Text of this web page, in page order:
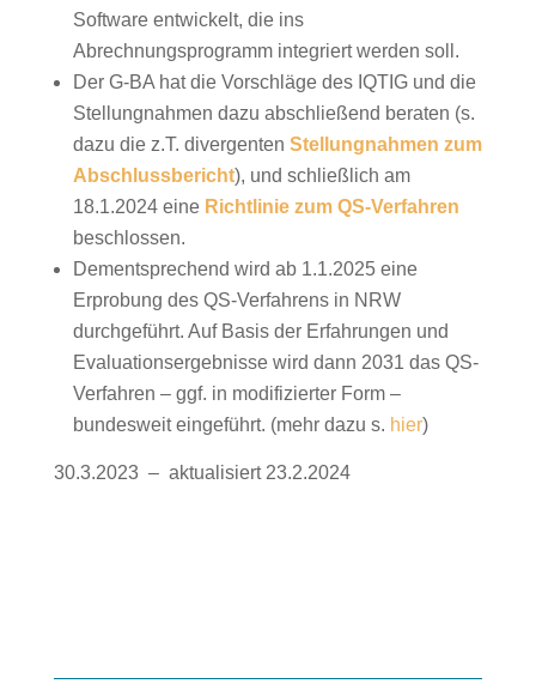
Software entwickelt, die ins
Abrechnungsprogramm integriert werden soll.
Der G-BA hat die Vorschläge des IQTIG und die
Stellungnahmen dazu abschließend beraten (s.
dazu die z.T. divergenten Stellungnahmen zum
Abschlussbericht), und schließlich am
18.1.2024 eine Richtlinie zum QS-Verfahren
beschlossen.
Dementsprechend wird ab 1.1.2025 eine
Erprobung des QS-Verfahrens in NRW
durchgeführt. Auf Basis der Erfahrungen und
Evaluationsergebnisse wird dann 2031 das QS-
Verfahren – ggf. in modifizierter Form –
bundesweit eingeführt. (mehr dazu s. hier)
30.3.2023 – aktualisiert 23.2.2024